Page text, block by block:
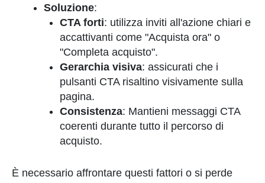
Soluzione:
CTA forti: utilizza inviti all'azione chiari e
accattivanti come "Acquista ora" o
"Completa acquisto".
Gerarchia visiva: assicurati che i
pulsanti CTA risaltino visivamente sulla
pagina.
Consistenza: Mantieni messaggi CTA
coerenti durante tutto il percorso di
acquisto.
È necessario affrontare questi fattori o si perde